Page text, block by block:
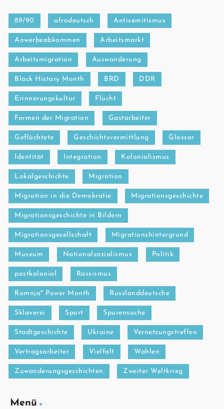
89/90 afrodeutsch Antisemitismus
Anwerbeabkommen Arbeitsmarkt
Arbeitsmigration Auswanderung
Black History Month BRD DDR
Erinnerungskultur Flucht
Formen der Migration Gastarbeiter
Geflüchtete Geschichtsvermittlung Glossar
Identität Integration Kolonialismus
Lokalgeschichte Migration
Migration in die Demokratie Migrationsgeschichte
Migrationsgeschichte in Bildern
Migrationsgesellschaft Migrationshintergrund
Museum Nationalsozialismus Politik
postkolonial Rassismus
Romnja* Power Month Russlanddeutsche
Sklaverei Sport Spurensuche
Stadtgeschichte Ukraine Vernetzungstreffen
Vertragsarbeiter Vielfalt Wahlen
Zuwanderungsgeschichten Zweiter Weltkrieg
Menü